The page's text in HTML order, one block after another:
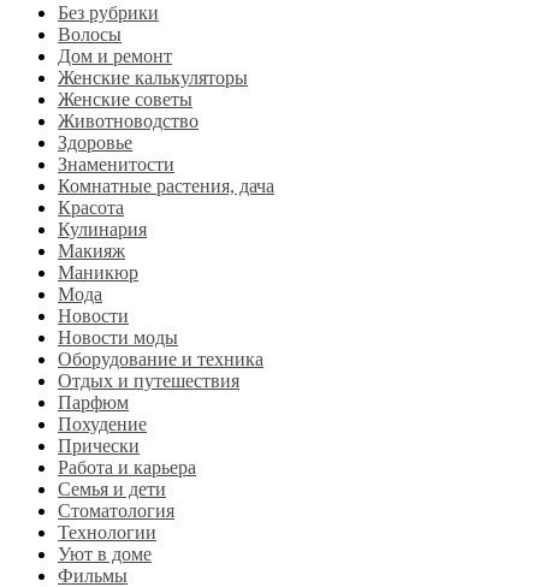
Без рубрики
Волосы
Дом и ремонт
Женские калькуляторы
Женские советы
Животноводство
Здоровье
Знаменитости
Комнатные растения, дача
Красота
Кулинария
Макияж
Маникюр
Мода
Новости
Новости моды
Оборудование и техника
Отдых и путешествия
Парфюм
Похудение
Прически
Работа и карьера
Семья и дети
Стоматология
Технологии
Уют в доме
Фильмы